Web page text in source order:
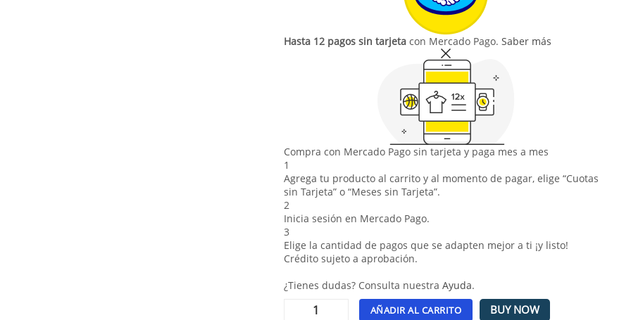
Hasta 12 pagos sin tarjetacon Mercado Pago. Saber más
Compra con Mercado Pago sin tarjeta y paga mes a mes
1
Agrega tu producto al carrito y al momento de pagar, elige “Cuotas
sin Tarjeta” o “Meses sin Tarjeta”.
2
Inicia sesión en Mercado Pago.
3
Elige la cantidad de pagos que se adapten mejor a ti ¡y listo!
Crédito sujeto a aprobación.
¿Tienes dudas? Consulta nuestra Ayuda.
AÑADIR AL CARRITO BUY NOW